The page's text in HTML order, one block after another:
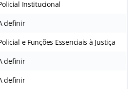
Institucional
definir
e Funções Essenciais à Justiça
definir
definir